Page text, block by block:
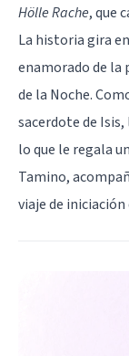
Hölle Rache, que
La historia gira
enamorado de la
de la Noche.
sacerdote de
lo que le regala
Tamino,
viaje de